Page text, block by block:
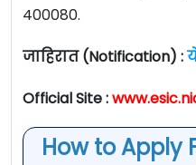
400080.
जाहिरात (Notification) :
Official Site :
How to Apply